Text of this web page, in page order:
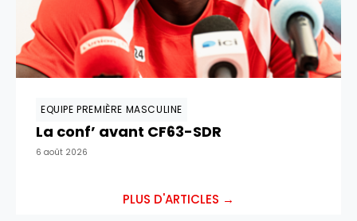
EQUIPE PREMIÈRE MASCULINE
La conf’ avant CF63-SDR
6 août 2026
PLUS D'ARTICLES →